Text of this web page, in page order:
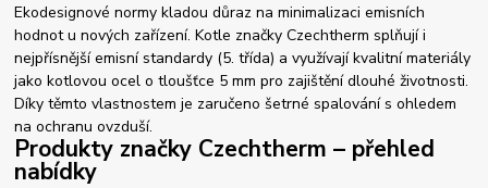
Ekodesignové normy kladou důraz na minimalizaci emisních
hodnot u nových zařízení. Kotle značky Czechtherm splňují i
nejpřísnější emisní standardy (5. třída) a využívají kvalitní materiály
jako kotlovou ocel o tloušťce 5 mm pro zajištění dlouhé životnosti.
Díky těmto vlastnostem je zaručeno šetrné spalování s ohledem
na ochranu ovzduší.
Produkty značky Czechtherm – přehled
nabídky